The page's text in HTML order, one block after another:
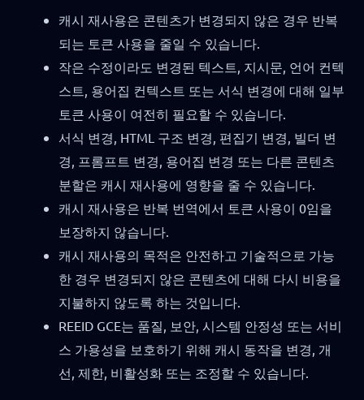
캐시 재사용은 콘텐츠가 변경되지 않은 경우 반복
되는 토큰 사용을 줄일 수 있습니다.
작은 수정이라도 변경된 텍스트, 지시문, 언어 컨텍
스트, 용어집 컨텍스트 또는 서식 변경에 대해 일부
토큰 사용이 여전히 필요할 수 있습니다.
서식 변경, HTML 구조 변경, 편집기 변경, 빌더 변
경, 프롬프트 변경, 용어집 변경 또는 다른 콘텐츠
분할은 캐시 재사용에 영향을 줄 수 있습니다.
캐시 재사용은 반복 번역에서 토큰 사용이 0임을
보장하지 않습니다.
캐시 재사용의 목적은 안전하고 기술적으로 가능
한 경우 변경되지 않은 콘텐츠에 대해 다시 비용을
지불하지 않도록 하는 것입니다.
REEID GCE는 품질, 보안, 시스템 안정성 또는 서비
스 가용성을 보호하기 위해 캐시 동작을 변경, 개
선, 제한, 비활성화 또는 조정할 수 있습니다.